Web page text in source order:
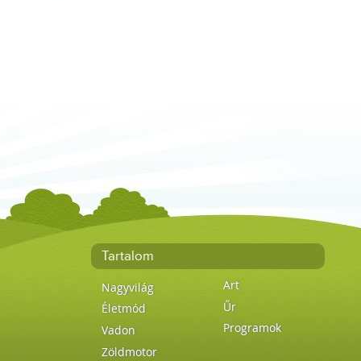
Tartalom
Nagyvilág
Életmód
Vadon
Zöldmotor
Art
Űr
Programok